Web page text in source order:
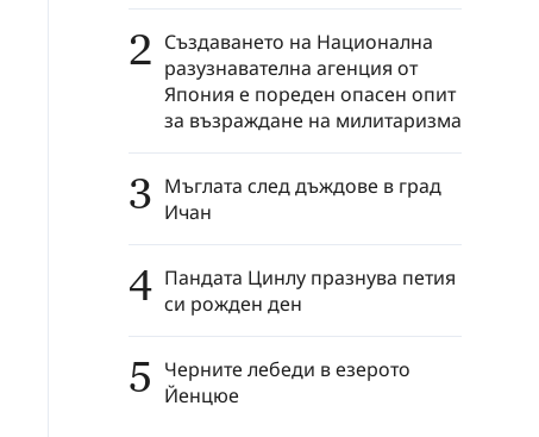
2 Създаването на Национална
разузнавателна агенция от
Япония е пореден опасен опит
за възраждане на милитаризма
3 Мъглата след дъждове в град
Ичан
4 Пандата Цинлу празнува петия
си рожден ден
5 Черните лебеди в езерото
Йенцюе